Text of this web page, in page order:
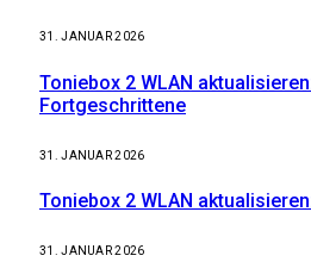
31. JANUAR 2026
Toniebox 2 WLAN
Fortgeschrittene
31. JANUAR 2026
Toniebox 2 WLAN
31. JANUAR 2026